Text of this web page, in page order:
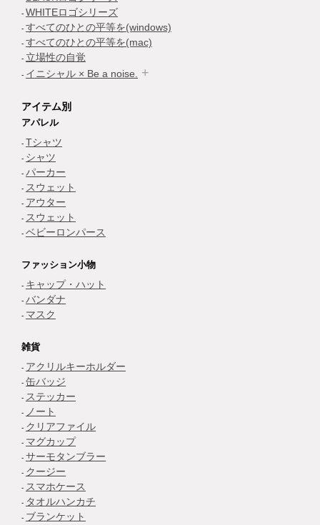
WHITEロゴシリーズ
すべてのひとの平等を(windows)
すべてのひとの平等を(mac)
立場性の自覚
イニシャル × Be a noise.
アイテム別
アパレル
Tシャツ
シャツ
パーカー
スウェット
アウター
スウェット
ベビーロンパース
ファッション小物
キャップ・ハット
バンダナ
マスク
雑貨
アクリルキーホルダー
缶バッジ
ステッカー
ノート
クリアファイル
マグカップ
サーモタンブラー
クージー
スマホケース
タオルハンカチ
ブランケット